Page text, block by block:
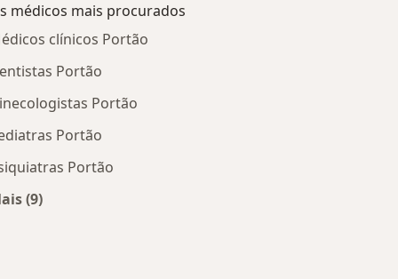
médicos mais procurados
clínicos Portão
Portão
Portão
Portão
Portão
(9)